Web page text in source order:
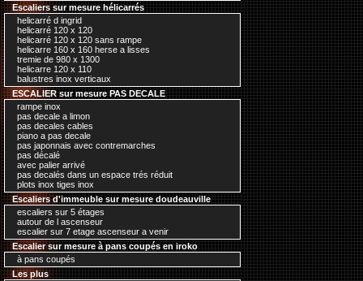
Escaliers sur mesure hélicarrés
helicarré d ingrid
helicarré 120 x 120
helicarré 120 x 120 sans rampe
helicarre 160 x 160 herse a lisses
tremie de 980 x 1300
helicarre 120 x 110
balustres inox verticaux
ESCALIER sur mesure PAS DECALE
rampe inox
pas decale a limon
pas decales cables
piano a pas decale
pas japonnais avec contremarches
pas décalé
avec palier arrivé
pas decalés dans un espace trés réduit
plots inox tiges inox
Escaliers d'immeuble sur mesure doudeauville
escaliers sur 5 étages
autour de l ascenseur
escalier sur 7 etage ascenseur a venir
Escalier sur mesure à pans coupés en iroko
à pans coupés
Les plus